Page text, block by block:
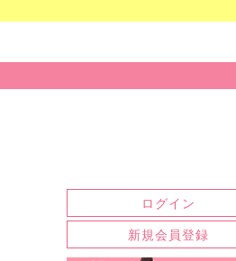
ログイン
新規会員登録